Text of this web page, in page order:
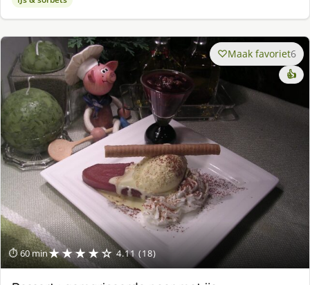
⏱ 60 min★★★★☆ 4.11 (18)
Maak favoriet6
👍